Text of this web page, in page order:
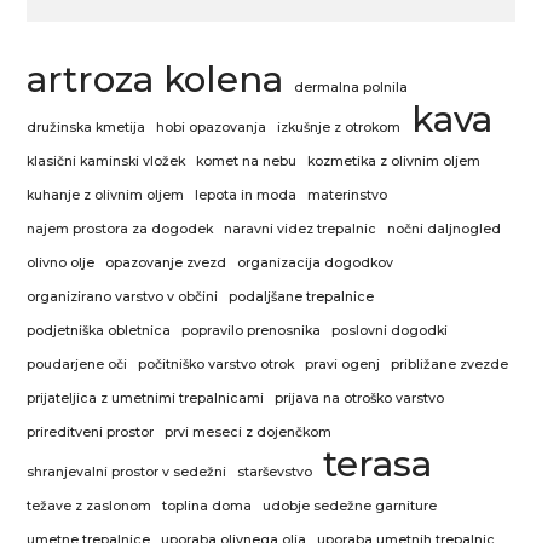
artroza kolena dermalna polnila
družinska kmetija hobi opazovanja izkušnje z otrokom kava
klasični kaminski vložek komet na nebu kozmetika z olivnim oljem
kuhanje z olivnim oljem lepota in moda materinstvo
najem prostora za dogodek naravni videz trepalnic nočni daljnogled
olivno olje opazovanje zvezd organizacija dogodkov
organizirano varstvo v občini podaljšane trepalnice
podjetniška obletnica popravilo prenosnika poslovni dogodki
poudarjene oči počitniško varstvo otrok pravi ogenj približane zvezde
prijateljica z umetnimi trepalnicami prijava na otroško varstvo
prireditveni prostor prvi meseci z dojenčkom
shranjevalni prostor v sedežni starševstvo terasa
težave z zaslonom toplina doma udobje sedežne garniture
umetne trepalnice uporaba olivnega olja uporaba umetnih trepalnic